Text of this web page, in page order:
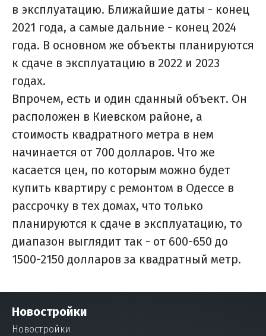
в эксплуатацию. Ближайшие даты - конец
2021 года, а самые дальние - конец 2024
года. В основном же объекты планируются
к сдаче в эксплуатацию в 2022 и 2023
годах.
Впрочем, есть и один сданный объект. Он
расположен в Киевском районе, а
стоимость квадратного метра в нем
начинается от 700 долларов. Что же
касается цен, по которым можно будет
купить квартиру с ремонтом в Одессе в
рассрочку в тех домах, что только
планируются к сдаче в эксплуатацию, то
диапазон выглядит так - от 600-650 до
1500-2150 долларов за квадратный метр.
Новостройки
Новостройки